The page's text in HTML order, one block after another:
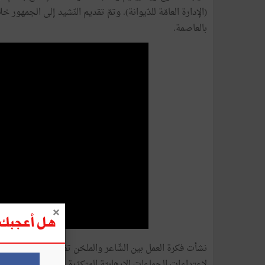
(الإدارة العامّة للدّيوانة). وتمّ تقديم النّشيد إلى الجمهور
بالعاصمة.
نشأت فكرة العمل بين الشّاعروالملحّن تفاعلامعالأحداث
هل أعجبك